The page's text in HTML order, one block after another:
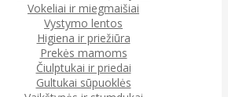
Vokeliai ir miegmaišiai
Vystymo lentos
Higiena ir priežiūra
Prekės mamoms
Čiulptukai ir priedai
Gultukai sūpuoklės